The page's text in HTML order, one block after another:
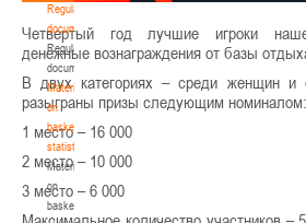
Regulatory
documents
Regulatory
documents
Materials
on
basketball
statistics
Materials
on
basketball
Четвертый год лучшие игроки
денежные вознаграждения от базы
В двух категориях – среди женщин и
разыграны призы следующим номиналом:
1 место – 16 000
2 место – 10 000
3 место – 6 000